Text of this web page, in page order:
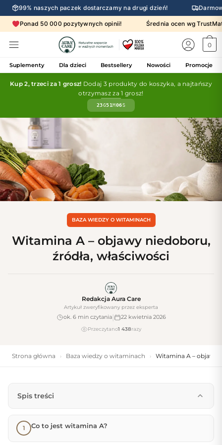
99% naszych paczek dostarczamy na drugi dzień!
Ponad 50 000 pozytywnych opinii! Średnia ocen wg
0
Suplementy Dla dzieci Bestsellery Nowości Promocje
Kup 2, trzeci za 1 grosz! Dodaj 3 produkty do koszyka, a najtańszy
otrzymasz za 1 grosz!
23G51M05S
BAZA WIEDZY O WITAMINACH
Witamina A – objawy niedoboru,
źródła, właściwości
Redakcja Aura Care
Artykuł zweryfikowany przez eksperta
ok. 6 min czytania| 22 kwietnia 2026
Przeczytano1 438razy
Strona główna › Baza wiedzy o witaminach › Witamina A – objawy
Spis treści
Co to jest witamina A?